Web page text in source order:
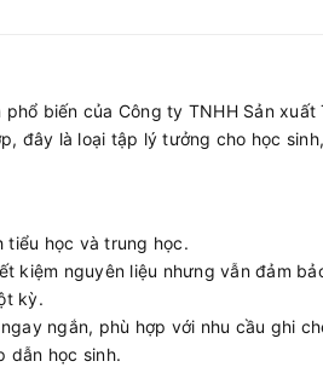
biến của Công ty TNHH Sản
đây là loại tập lý tưởng cho học
tiểu học và trung học.
kiệm nguyên liệu nhưng vẫn đảm
kỳ.
ngắn, phù hợp với nhu cầu ghi
dẫn học sinh.